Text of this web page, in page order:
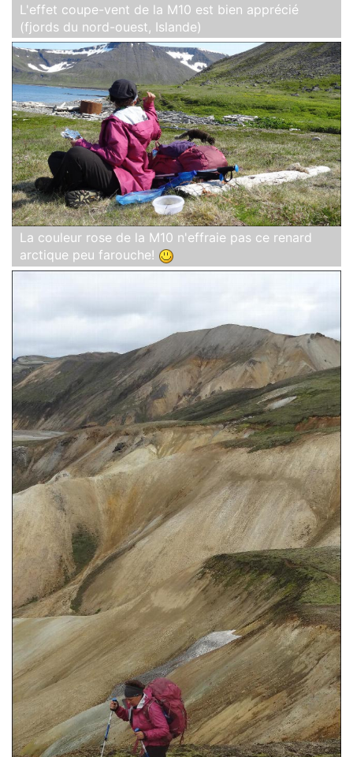
L'effet coupe-vent de la M10 est bien apprécié
(fjords du nord-ouest, Islande)
La couleur rose de la M10 n'effraie pas ce renard
arctique peu farouche!